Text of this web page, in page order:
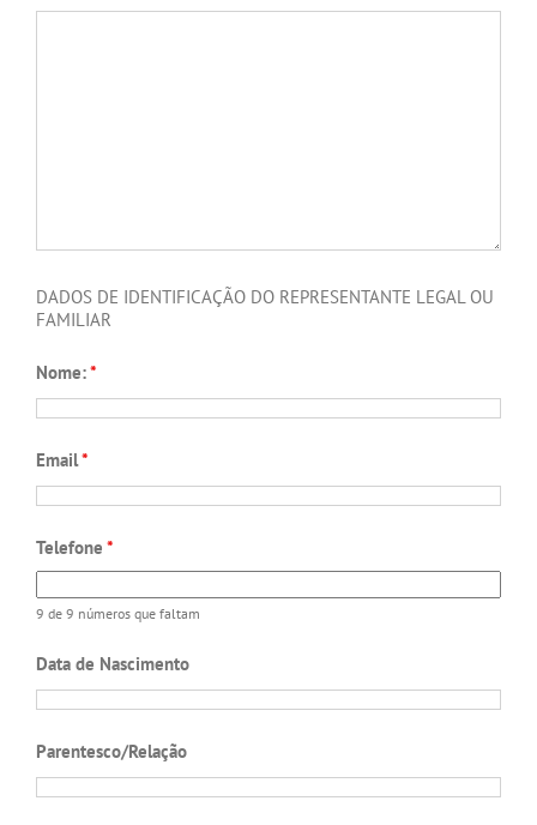
DADOS DE IDENTIFICAÇÃO DO REPRESENTANTE LEGAL OU
FAMILIAR
Nome:*
Email*
Telefone *
9 de 9 números que faltam
Data de Nascimento
Parentesco/Relação